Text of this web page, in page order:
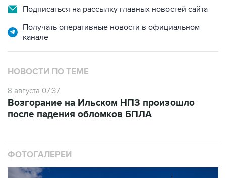
Получать оперативные новости в официальном
канале
НОВОСТИ ПО ТЕМЕ
8 августа 07:37
после падения обломков БПЛА